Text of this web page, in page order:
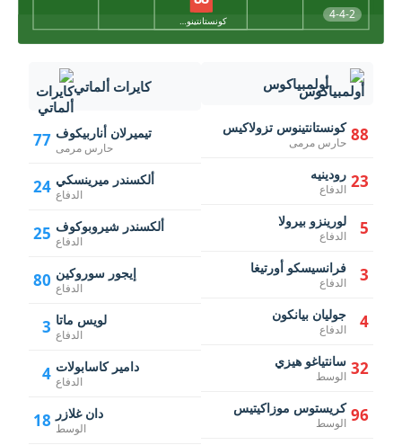
4-4-2 كونستانتينوس تزولاكيس
كايرات ألماتي
77 تيميرلان أناربيكوف
حارس مرمى
24 ألكسندر ميرينسكي
الدفاع
25 ألكسندر شيروبوكوف
الدفاع
80 إيجور سوروكين
الدفاع
3 لويس ماتا
الدفاع
4 دامير كاسابولات
الدفاع
18 دان غلازر
الوسط
أولمبياكوس
88 كونستانتينوس تزولاكيس
حارس مرمى
23 رودينيه
الدفاع
5 لورينزو بيرولا
الدفاع
3 فرانسيسكو أورتيغا
الدفاع
4 جوليان بيانكون
الدفاع
32 سانتياغو هيزي
الوسط
96 كريستوس موزاكيتيس
الوسط